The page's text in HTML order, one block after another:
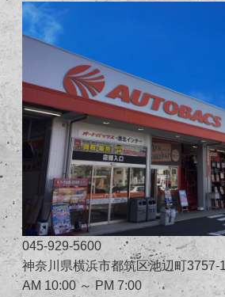
045-929-5600
神奈川県横浜市都筑区池辺町3757-1
AM 10:00 ～ PM 7:00